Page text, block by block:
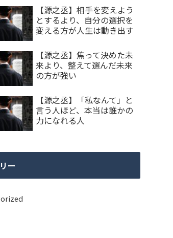
【源之丞】相手を変えよう
とするより、自分の選択を
変える方が人生は動き出す
【源之丞】焦って決めた未
来より、整えて選んだ未来
の方が強い
【源之丞】「私なんて」と
言う人ほど、本当は誰かの
力になれる人
ー